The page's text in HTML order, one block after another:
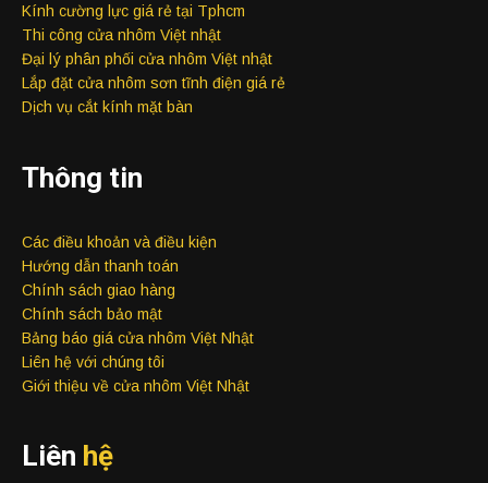
Kính cường lực giá rẻ tại Tphcm
Thi công cửa nhôm Việt nhật
Đại lý phân phối cửa nhôm Việt nhật
Lắp đặt cửa nhôm sơn tĩnh điện giá rẻ
Dịch vụ cắt kính mặt bàn
Thông tin
Các điều khoản và điều kiện
Hướng dẫn thanh toán
Chính sách giao hàng
Chính sách bảo mật
Bảng báo giá cửa nhôm Việt Nhật
Liên hệ với chúng tôi
Giới thiệu về cửa nhôm Việt Nhật
Liên hệ